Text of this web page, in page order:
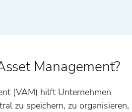
Management?
(VAM) hilft Unternehmen
zu speichern, zu organisieren,